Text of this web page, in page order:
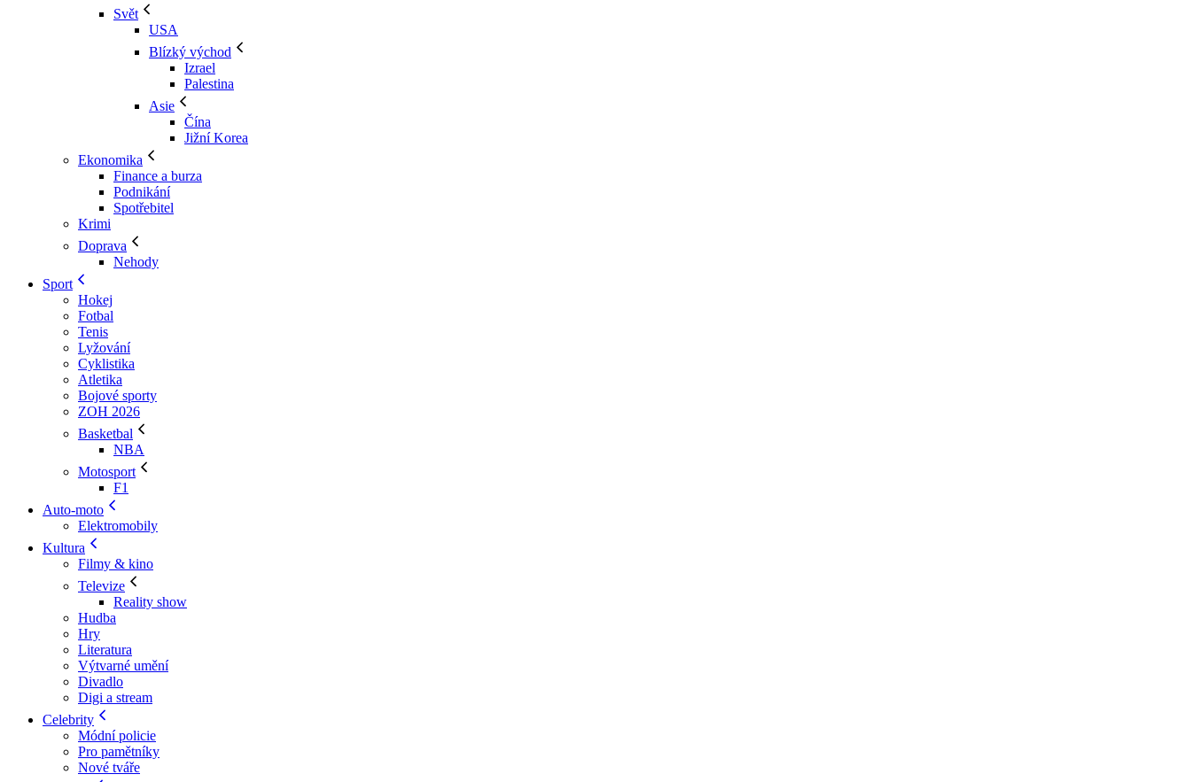
Svět
USA
Blízký východ
Izrael
Palestina
Asie
Čína
Jižní Korea
Ekonomika
Finance a burza
Podnikání
Spotřebitel
Krimi
Doprava
Nehody
Sport
Hokej
Fotbal
Tenis
Lyžování
Cyklistika
Atletika
Bojové sporty
ZOH 2026
Basketbal
NBA
Motosport
F1
Auto-moto
Elektromobily
Kultura
Filmy & kino
Televize
Reality show
Hudba
Hry
Literatura
Výtvarné umění
Divadlo
Digi a stream
Celebrity
Módní policie
Pro pamětníky
Nové tváře